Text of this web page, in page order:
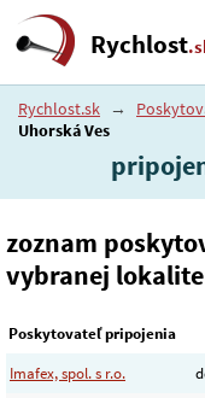
Rychlost
Rychlost.sk →
Uhorská Ves
zoznam
vybranej lokalite
Poskytovateľ pripojenia
Imafex, spol. s r.o.